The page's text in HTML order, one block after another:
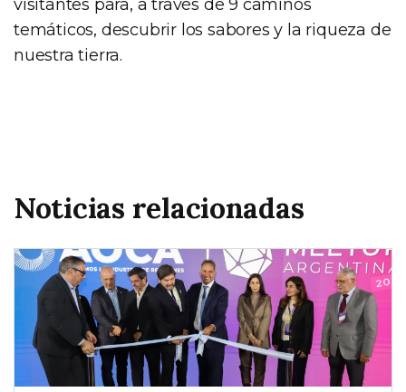
visitantes para, a través de 9 caminos
temáticos, descubrir los sabores y la riqueza de
nuestra tierra.
Noticias relacionadas